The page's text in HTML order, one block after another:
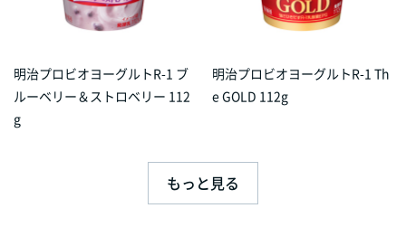
明治プロビオヨーグルトR-1 ブ
ルーベリー＆ストロベリー 112
g
明治プロビオヨーグルトR-1 Th
e GOLD 112g
もっと見る